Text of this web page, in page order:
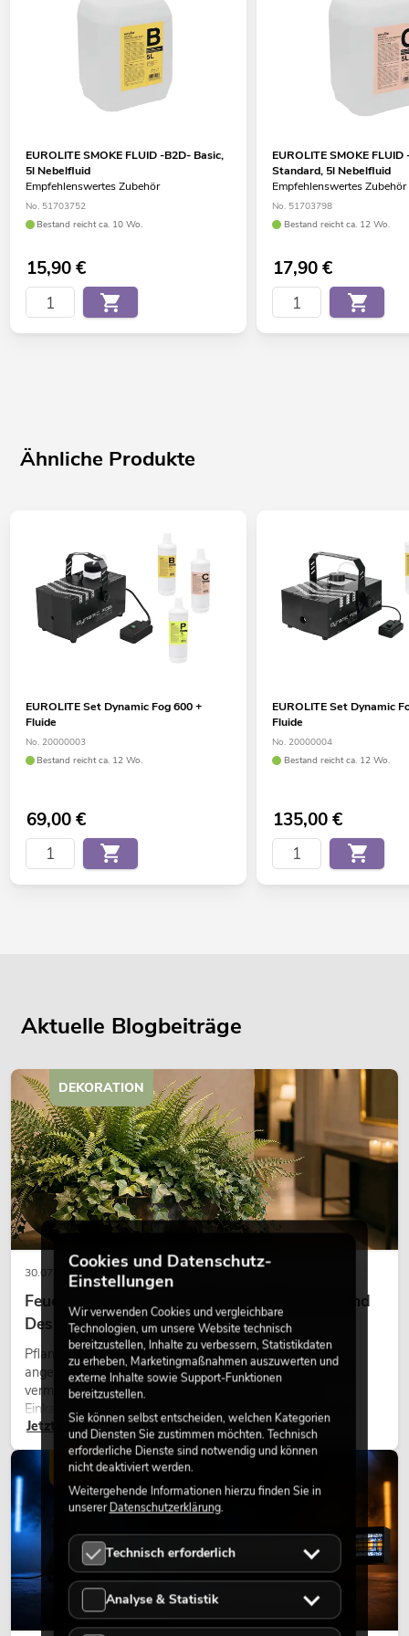
EUROLITE SMOKE FLUID -B2D- Basic,
5l Nebelfluid
Empfehlenswertes Zubehör
No. 51703752
Bestand reicht ca. 10 Wo.
15,90€
EUROLITE SMOKE FLUID
Standard, 5l Nebelfluid
Empfehlenswertes Zubehör
No. 51703798
Bestand reicht ca. 12 Wo.
17,90€
Ähnliche Produkte
EUROLITE Set Dynamic Fog 600 +
Fluide
No. 20000003
Bestand reicht ca. 12 Wo.
69,00€
EUROLITE Set Dynamic
Fluide
No. 20000004
Bestand reicht ca. 12 Wo.
135,00€
Aktuelle Blogbeiträge
30.07.2026
Feuerhemmende Kunstpflanzen: Sicherheit und
Design perfekt kombiniert
Pflanzen machen Räume lebendig. Sie schaffen eine
angenehme Atmosphäre, verbessern das Ambiente und
vermitteln Natürlichkeit. Ob in Hotels, Restaurants,
Einkaufszentren, Bürogebäuden oder auf Messeständen:
eine hochwertige Begrünung gehört heute längst zum
modernen Raumkonzept.
Jetzt lesen
DEKORATION
LICHT
Cookies und Datenschutz-
Einstellungen
Wir verwenden Cookies und vergleichbare
Technologien, um unsere Website technisch
bereitzustellen, Inhalte zu verbessern, Statistikdaten
zu erheben, Marketingmaßnahmen auszuwerten und
externe Inhalte sowie Support-Funktionen
bereitzustellen.
Sie können selbst entscheiden, welchen Kategorien
und Diensten Sie zustimmen möchten. Technisch
erforderliche Dienste sind notwendig und können
nicht deaktiviert werden.
Weitergehende Informationen hierzu finden Sie in
unsererDatenschutzerklärung.
Technisch erforderlich
Analyse & Statistik